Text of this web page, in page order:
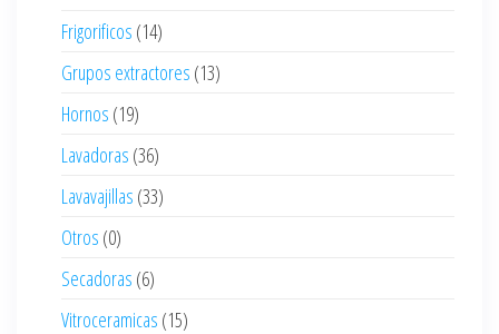
Frigorificos (14)
Grupos extractores (13)
Hornos (19)
Lavadoras (36)
Lavavajillas (33)
Otros (0)
Secadoras (6)
Vitroceramicas (15)